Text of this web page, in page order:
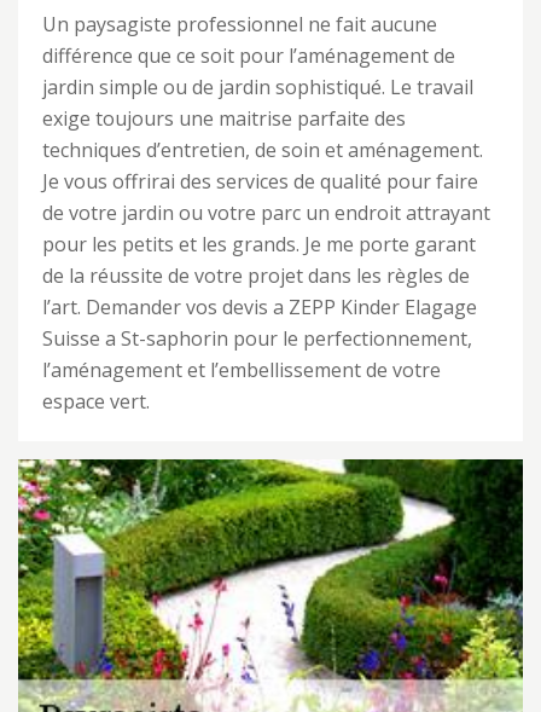
Un paysagiste professionnel ne fait aucune
différence que ce soit pour l’aménagement de
jardin simple ou de jardin sophistiqué. Le travail
exige toujours une maitrise parfaite des
techniques d’entretien, de soin et aménagement.
Je vous offrirai des services de qualité pour faire
de votre jardin ou votre parc un endroit attrayant
pour les petits et les grands. Je me porte garant
de la réussite de votre projet dans les règles de
l’art. Demander vos devis a ZEPP Kinder Elagage
Suisse a St-saphorin pour le perfectionnement,
l’aménagement et l’embellissement de votre
espace vert.